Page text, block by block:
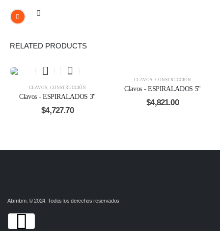
RELATED PRODUCTS
CLAVOS, CONSTRUCCIÓN
Clavos - ESPIRALADOS 3"
$4,727.70
CLAVOS, CONSTRUCCIÓN
Clavos - ESPIRALADOS 5"
$4,821.00
Alamlom. © 2024. Todos los derechos reservados